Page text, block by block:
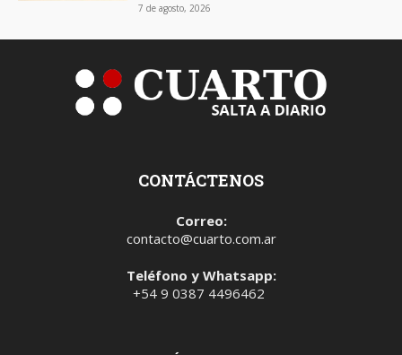
7 de agosto, 2026
CONTÁCTENOS
Correo:
contacto@cuarto.com.ar
Teléfono y Whatsapp:
+54 9 0387 4496462